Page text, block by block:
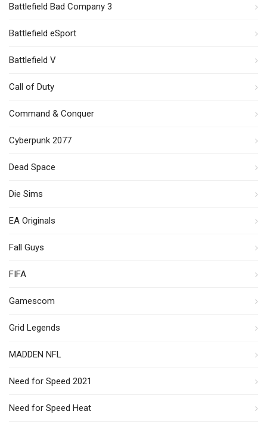
Battlefield Bad Company 3
Battlefield eSport
Battlefield V
Call of Duty
Command & Conquer
Cyberpunk 2077
Dead Space
Die Sims
EA Originals
Fall Guys
FIFA
Gamescom
Grid Legends
MADDEN NFL
Need for Speed 2021
Need for Speed Heat